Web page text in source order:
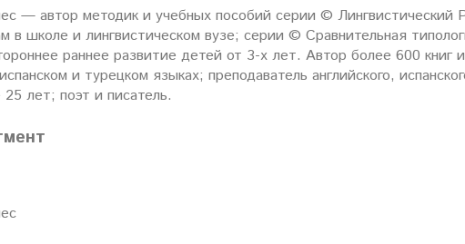
— автор методик и учебных пособий серии © Лингвистический
в школе и лингвистическом вузе; серии © Сравнительная
раннее развитие детей от 3-х лет. Автор более 600 книг
и турецком языках; преподаватель английского,
лет; поэт и писатель.